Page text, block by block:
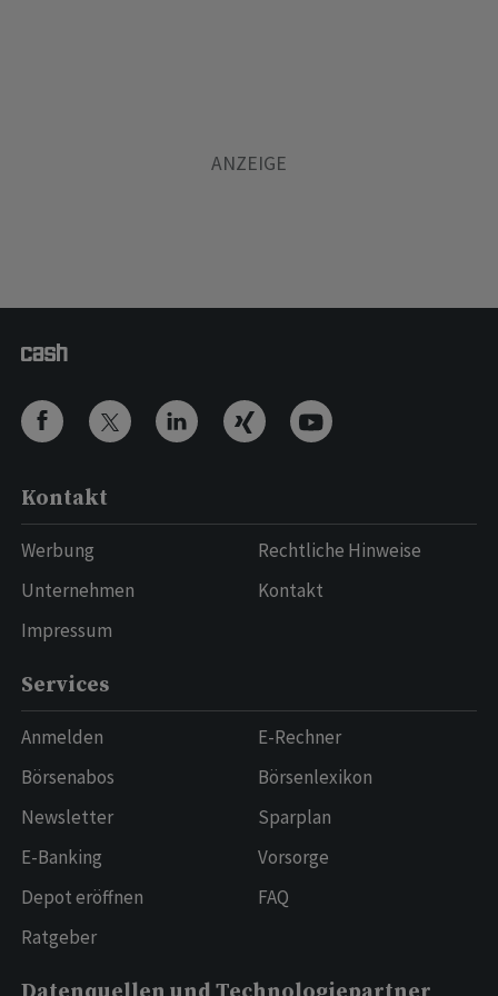
Kontakt
Werbung
Unternehmen
Impressum
Rechtliche Hinweise
Kontakt
Services
Anmelden
Börsenabos
Newsletter
E-Banking
Depot eröffnen
Ratgeber
E-Rechner
Börsenlexikon
Sparplan
Vorsorge
FAQ